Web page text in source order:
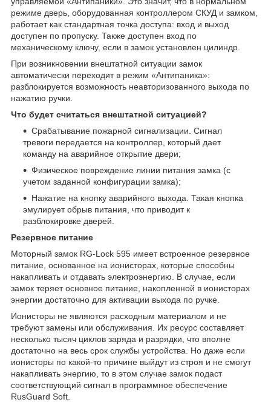
режиме дверь, оборудованная контроллером СКУД и замком,
работает как стандартная точка доступа: вход и выход
доступен по пропуску. Также доступен вход по
механическому ключу, если в замок установлен цилиндр.
При возникновении внештатной ситуации замок
автоматически переходит в режим «Антипаника»:
разблокируется возможность неавторизованного выхода по
нажатию ручки.
Что будет считаться внештатной ситуацией?
Срабатывание пожарной сигнализации. Сигнал
тревоги передается на контроллер, который дает
команду на аварийное открытие двери;
Физическое повреждение линии питания замка (с
учетом заданной конфигурации замка);
Нажатие на кнопку аварийного выхода. Такая кнопка
эмулирует обрыв питания, что приводит к
разблокировке дверей.
Резервное питание
Моторный замок RG-Lock 595 имеет встроенное резервное
питание, основанное на ионисторах, которые способны
накапливать и отдавать электроэнергию. В случае, если
замок теряет основное питание, накопленной в ионисторах
энергии достаточно для активации выхода по ручке.
Ионисторы не являются расходным материалом и не
требуют замены или обслуживания. Их ресурс составляет
несколько тысяч циклов заряда и разрядки, что вполне
достаточно на весь срок службы устройства. Но даже если
ионисторы по какой-то причине выйдут из строя и не смогут
накапливать энергию, то в этом случае замок подаст
соответствующий сигнал в программное обеспечение
RusGuard Soft.